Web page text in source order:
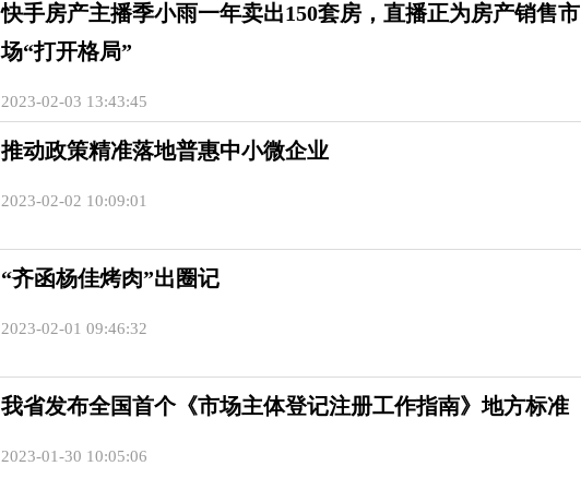
快手房产主播季小雨一年卖出150套房，直播正为房产销售市
场“打开格局”
2023-02-03 13:43:45
推动政策精准落地普惠中小微企业
2023-02-02 10:09:01
“齐函杨佳烤肉”出圈记
2023-02-01 09:46:32
我省发布全国首个《市场主体登记注册工作指南》地方标准
2023-01-30 10:05:06